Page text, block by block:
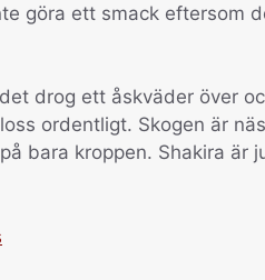
göra ett smack eftersom
drog ett åskväder över
ordentligt. Skogen är
bara kroppen. Shakira är